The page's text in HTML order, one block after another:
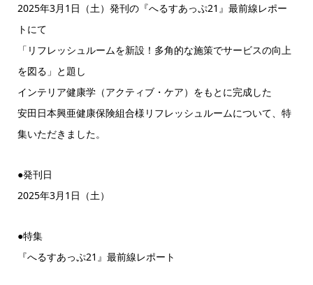
2025年3月1日（土）発刊の『へるすあっぷ21』最前線レポー
トにて
「リフレッシュルームを新設！多角的な施策でサービスの向上
を図る」と題し
インテリア健康学（アクティブ・ケア）をもとに完成した
安田日本興亜健康保険組合様リフレッシュルームについて、特
集いただきました。
●発刊日
2025年3月1日（土）
●特集
『へるすあっぷ21』最前線レポート